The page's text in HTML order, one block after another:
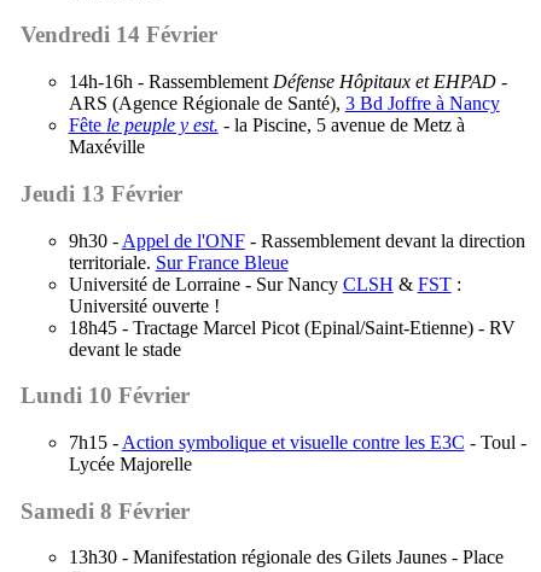
Samedi 8 Février
13h30 - Manifestation régionale des Gilets Jaunes - Place
Lundi 10 Février
7h15 - Action symbolique et visuelle contre les E3C - Toul -
Lycée Majorelle
Jeudi 13 Février
9h30 - Appel de l'ONF- Rassemblement devant la direction
territoriale. Sur France Bleue
Université de Lorraine - Sur Nancy CLSH & FST:
Université ouverte !
18h45 - Tractage Marcel Picot (Epinal/Saint-Etienne) - RV
devant le stade
Vendredi 14 Février
14h-16h - Rassemblement Défense Hôpitaux et EHPAD-
ARS (Agence Régionale de Santé), 3 Bd Joffre à Nancy
Fête le peuple y est. - la Piscine, 5 avenue de Metz à
Maxéville